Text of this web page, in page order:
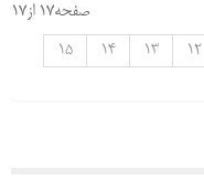
صفحه17 از17
12
13
14
15